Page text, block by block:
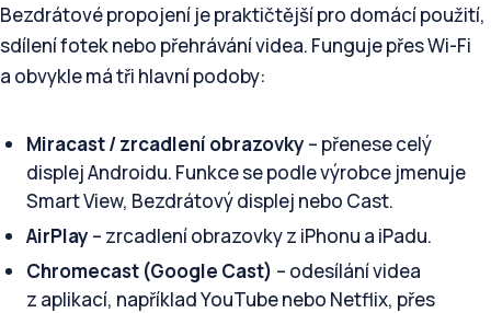
Bezdrátové propojení je praktičtější pro domácí použití,
sdílení fotek nebo přehrávání videa. Funguje přes Wi-Fi
a obvykle má tři hlavní podoby:
Miracast / zrcadlení obrazovky – přenese celý
displej Androidu. Funkce se podle výrobce jmenuje
Smart View, Bezdrátový displej nebo Cast.
AirPlay – zrcadlení obrazovky z iPhonu a iPadu.
Chromecast (Google Cast) – odesílání videa
z aplikací, například YouTube nebo Netflix, přes